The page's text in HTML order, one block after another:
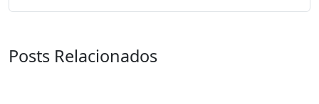
Posts Relacionados